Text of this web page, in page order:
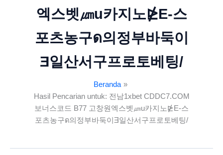
엑스벳㎛u카지노⋭E-스
포츠농구ด의정부바둑이
Ǝ일산서구프로토베팅/
Beranda
Hasil Pencarian untuk: 전남1xbet CDDC7.COM
보너스코드 B77 고창원엑스벳㎛u카지노⋭E-스
포츠농구ด의정부바둑이Ǝ일산서구프로토베팅/